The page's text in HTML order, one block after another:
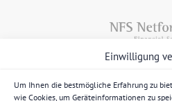
Einwilligung
Um Ihnen die bestmögliche Erfahrung zu
wie Cookies, um Geräteinformationen zu
Die Anlageberatung und die
als vertraglich gebundener
ausschließlich für Rechnung und